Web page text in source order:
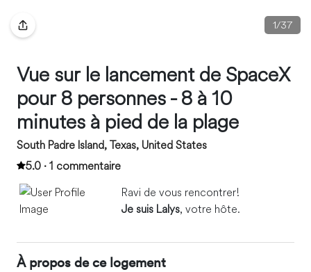
1/37
Vue sur le lancement de SpaceX
pour 8 personnes - 8 à 10
minutes à pied de la plage
South Padre Island, Texas, United States
5.0 · 1 commentaire
Ravi de vous rencontrer!
Je suis Lalys, votre hôte.
À propos de ce logement